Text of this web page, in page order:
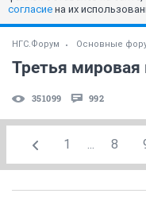
согласие на их
НГС.Форум Основные
Третья мировая
351099 992
1 ... 8